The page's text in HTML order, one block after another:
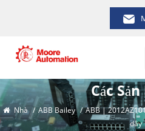
Các
Nhà / ABB Bailey / ABB |
dây